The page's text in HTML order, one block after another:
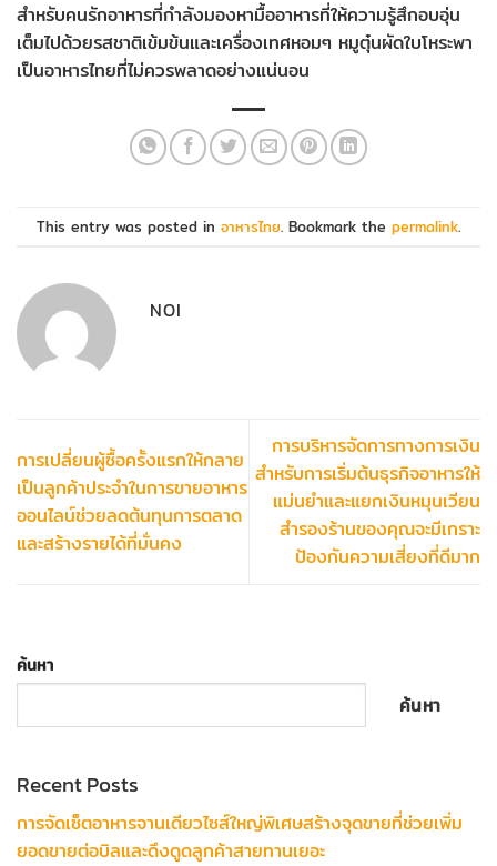
สำหรับคนรักอาหารที่กำลังมองหามื้ออาหารที่ให้ความรู้สึกอบอุ่น
เต็มไปด้วยรสชาติเข้มข้นและเครื่องเทศหอมๆ หมูตุ๋นผัดใบโหระพา
เป็นอาหารไทยที่ไม่ควรพลาดอย่างแน่นอน
This entry was posted in อาหารไทย. Bookmark the permalink.
NOI
การเปลี่ยนผู้ซื้อครั้งแรกให้กลาย
เป็นลูกค้าประจำในการขายอาหาร
ออนไลน์ช่วยลดต้นทุนการตลาด
และสร้างรายได้ที่มั่นคง
การบริหารจัดการทางการเงิน
สำหรับการเริ่มต้นธุรกิจอาหารให้
แม่นยำและแยกเงินหมุนเวียน
สำรองร้านของคุณจะมีเกราะ
ป้องกันความเสี่ยงที่ดีมาก
ค้นหา
ค้นหา
Recent Posts
การจัดเซ็ตอาหารจานเดียวไซส์ใหญ่พิเศษสร้างจุดขายที่ช่วยเพิ่ม
ยอดขายต่อบิลและดึงดูดลูกค้าสายทานเยอะ